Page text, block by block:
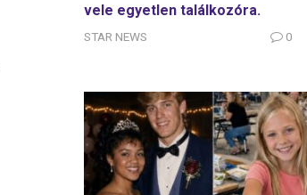
vele egyetlen találkozóra.
STAR NEWS 0